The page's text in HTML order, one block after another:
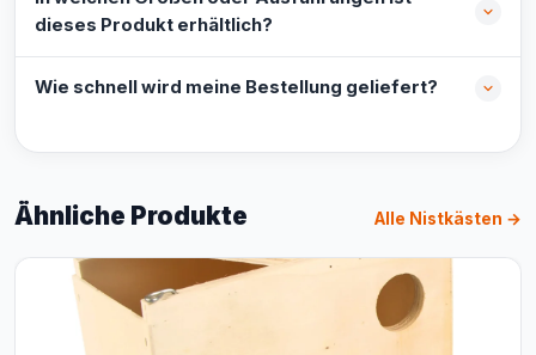
dieses Produkt erhältlich?
Wie schnell wird meine Bestellung geliefert?
Ähnliche Produkte Alle Nistkästen →